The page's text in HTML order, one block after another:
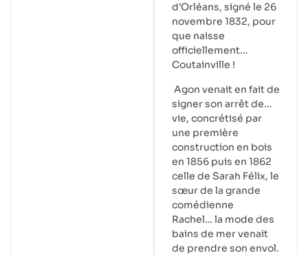
d’Orléans, signé le 26
novembre 1832, pour
que naisse
officiellement…
Coutainville !
Agon venait en fait de
signer son arrêt de…
vie, concrétisé par
une première
construction en bois
en 1856 puis en 1862
celle de Sarah Félix, le
sœur de la grande
comédienne
Rachel… la mode des
bains de mer venait
de prendre son envol.